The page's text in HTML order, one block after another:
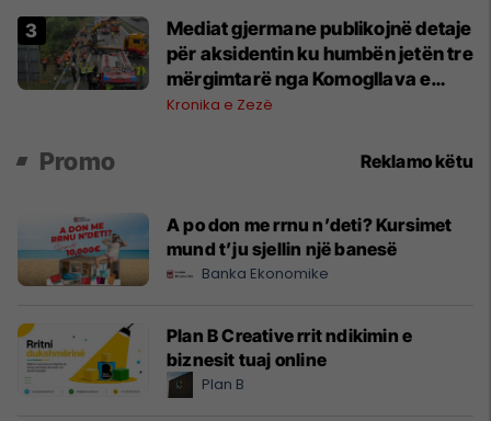
Mediat gjermane publikojnë detaje
për aksidentin ku humbën jetën tre
mërgimtarë nga Komogllava e
Ferizajt
Kronika e Zezë
Promo Reklamo këtu
A po don me rrnu n’deti? Kursimet
mund t’ju sjellin një banesë
Banka Ekonomike
Plan B Creative rrit ndikimin e
biznesit tuaj online
Plan B